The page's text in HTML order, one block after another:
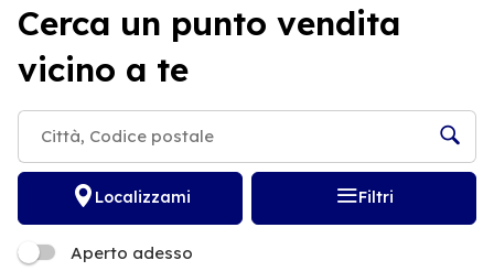
Cerca un punto vendita
vicino a te
Localizzami Filtri
Aperto adesso